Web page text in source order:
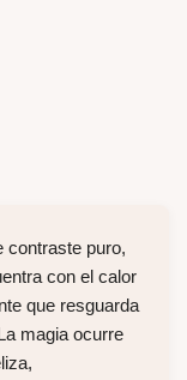
contraste puro,
con el calor
que resguarda
magia ocurre